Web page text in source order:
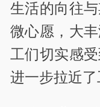
生活的向往
微心愿，大
工们切实感
进一步拉近了